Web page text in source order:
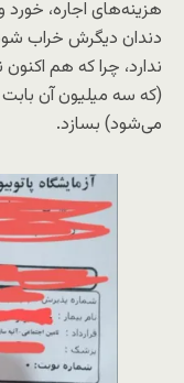
هزینه‌های اجاره،
دندان دیگرش خراب
(که سه میلیون آن
می‌شود) بسازد.